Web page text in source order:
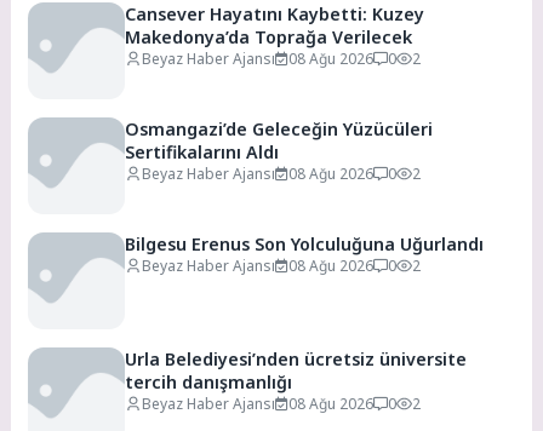
Cansever Hayatını Kaybetti: Kuzey
Makedonya’da Toprağa Verilecek
Beyaz Haber Ajansı 08 Ağu 2026 0 2
Osmangazi’de Geleceğin Yüzücüleri
Sertifikalarını Aldı
Beyaz Haber Ajansı 08 Ağu 2026 0 2
Bilgesu Erenus Son Yolculuğuna Uğurlandı
Beyaz Haber Ajansı 08 Ağu 2026 0 2
Urla Belediyesi’nden ücretsiz üniversite
tercih danışmanlığı
Beyaz Haber Ajansı 08 Ağu 2026 0 2